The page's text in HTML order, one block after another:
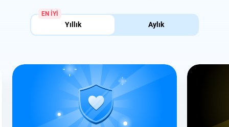
Yıllık Aylık
EN IYI